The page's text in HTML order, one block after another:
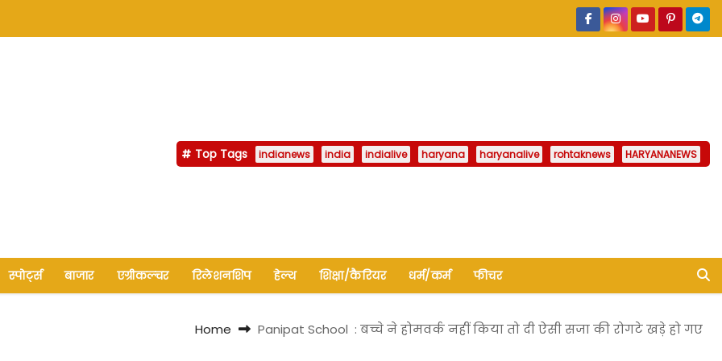
Top Tags indianews india indialive haryana haryanalive rohtaknews HARYANANEWS
स्पोर्ट्स बाजार एग्रीकल्चर रिलेशनशिप हेल्थ शिक्षा/कैरियर धर्म/कर्म फीचर
Home Panipat School : बच्चे ने होमवर्क नहीं किया तो दी ऐसी सजा की रोगटे खड़े हो गए